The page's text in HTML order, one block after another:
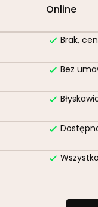
Online
Brak,
Bez